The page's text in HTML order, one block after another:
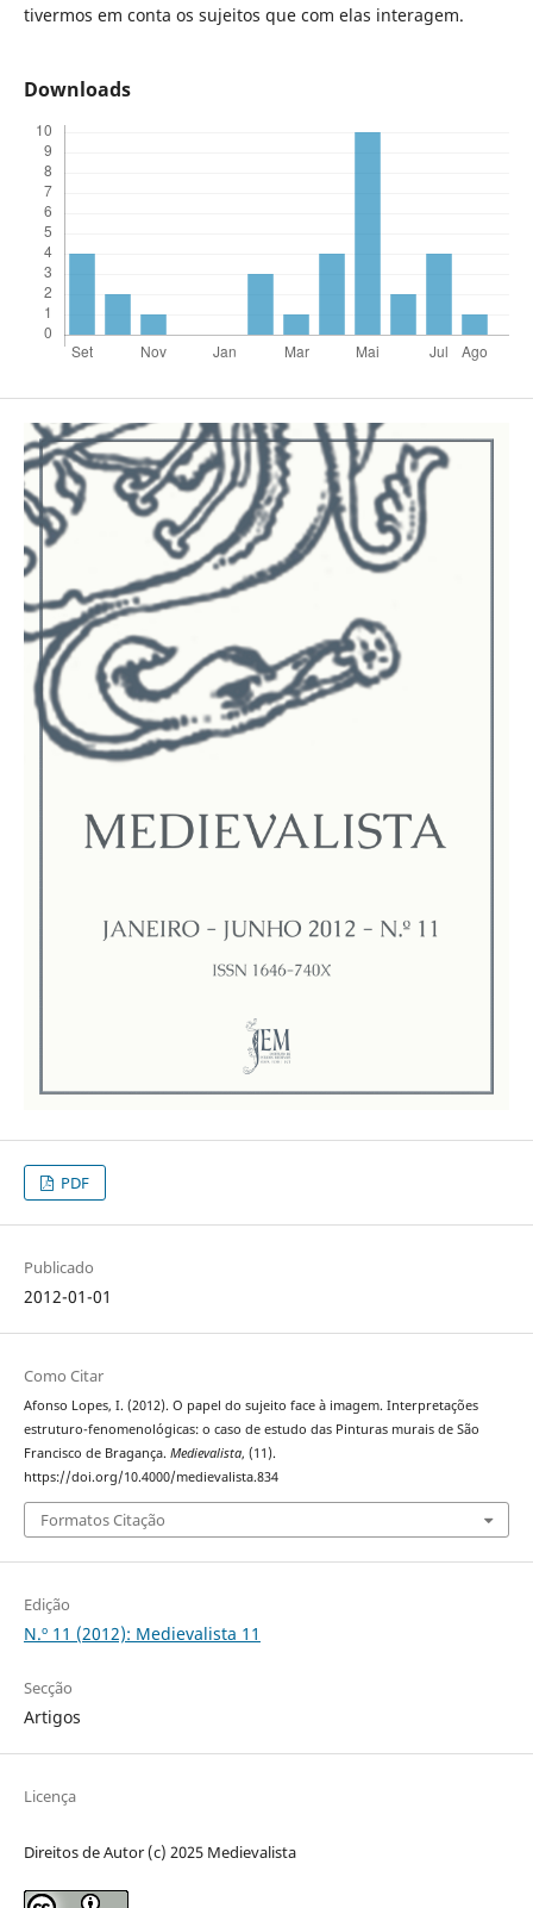
tivermos em conta os sujeitos que com elas interagem.
Downloads
PDF
Publicado
2012-01-01
Como Citar
Afonso Lopes, I. (2012). O papel do sujeito face à imagem. Interpretações
estruturo-fenomenológicas: o caso de estudo das Pinturas murais de São
Francisco de Bragança. Medievalista, (11).
https://doi.org/10.4000/medievalista.834
Formatos Citação
Edição
N.º 11 (2012): Medievalista 11
Secção
Artigos
Licença
Direitos de Autor (c) 2025 Medievalista